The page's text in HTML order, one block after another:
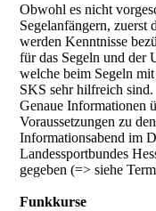
Obwohl es nicht
Segelanfängern,
werden Kenntnisse
für das Segeln und der
welche beim Segeln
SKS sehr hilfreich sind.
Genaue Informationen
Voraussetzungen zu
Informationsabend im
Landessportbundes
gegeben (=> siehe
Funkkurse